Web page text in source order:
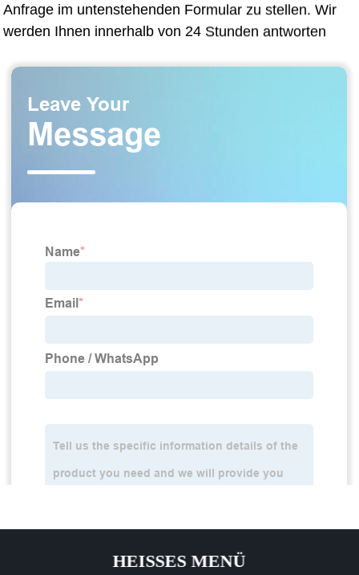
Anfrage im untenstehenden Formular zu stellen. Wir
werden Ihnen innerhalb von 24 Stunden antworten
HEISSES MENÜ